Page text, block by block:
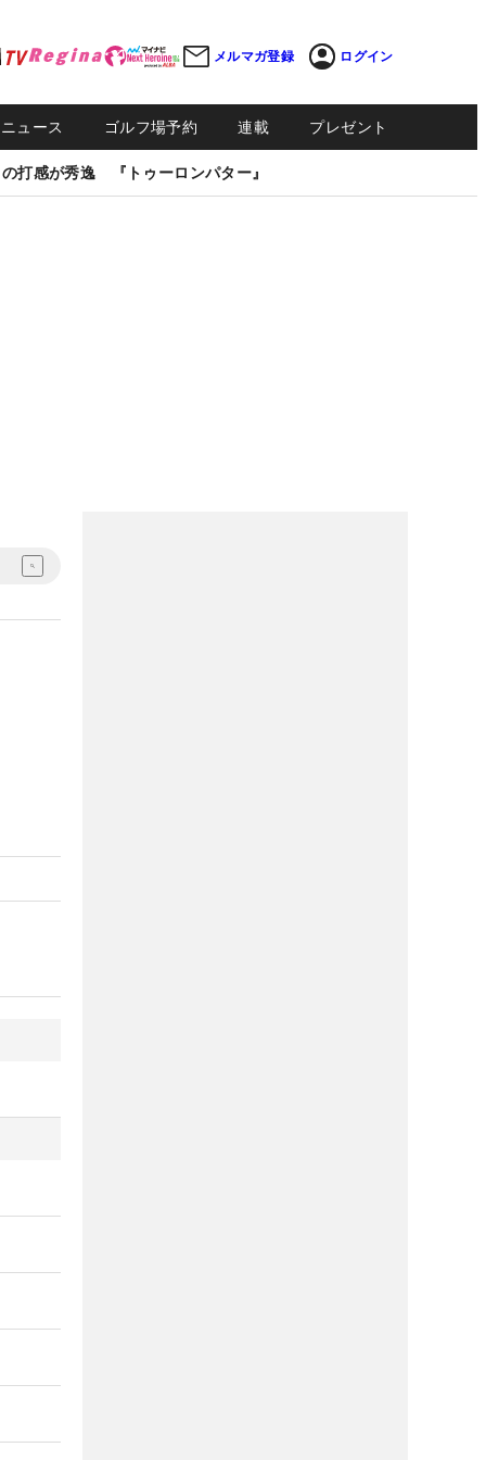
メルマガ登録 ログイン
ュース ゴルフ場予約 連載 プレゼント
打感が秀逸 『トゥーロンパター』